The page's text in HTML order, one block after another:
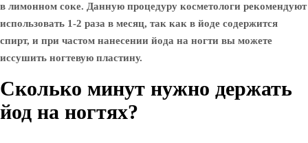
в лимонном соке. Данную процедуру косметологи рекомендуют
использовать 1-2 раза в месяц, так как в йоде содержится
спирт, и при частом нанесении йода на ногти вы можете
иссушить ногтевую пластину.
Сколько минут нужно держать
йод на ногтях?